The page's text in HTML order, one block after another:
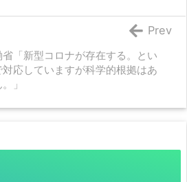
省「新型コロナが存在する。とい
対応していますが科学的根拠はあ
」
Prev